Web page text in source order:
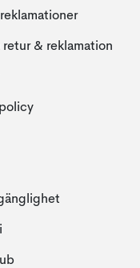
retur & reklamation